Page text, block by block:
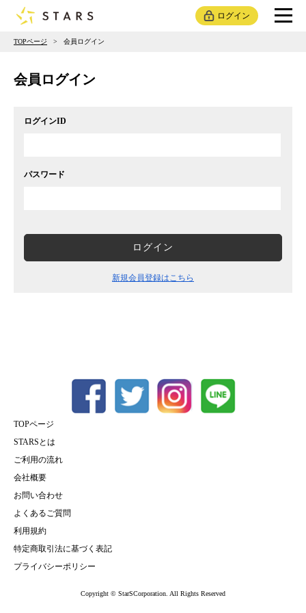
ログイン
TOPページ 会員ログイン
会員ログイン
ログインID
パスワード
ログイン
新規会員登録はこちら
TOPページ
STARSとは
ご利用の流れ
会社概要
お問い合わせ
よくあるご質問
利用規約
特定商取引法に基づく表記
プライバシーポリシー
Copyright © StarSCorporation. All Rights Reserved